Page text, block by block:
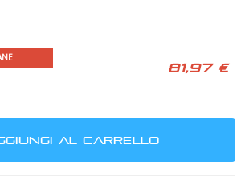
81,97 €
AL CARRELLO